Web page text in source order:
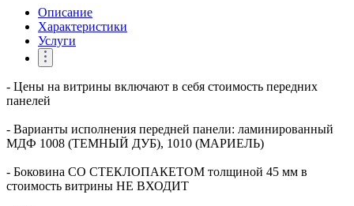
Описание
Характеристики
Услуги
- Цены на витрины включают в себя стоимость передних
панелей
- Варианты исполнения передней панели: ламинированный
МДФ 1008 (ТЕМНЫЙ ДУБ), 1010 (МАРИЕЛЬ)
- Боковина СО СТЕКЛОПАКЕТОМ толщиной 45 мм в
стоимость витрины НЕ ВХОДИТ